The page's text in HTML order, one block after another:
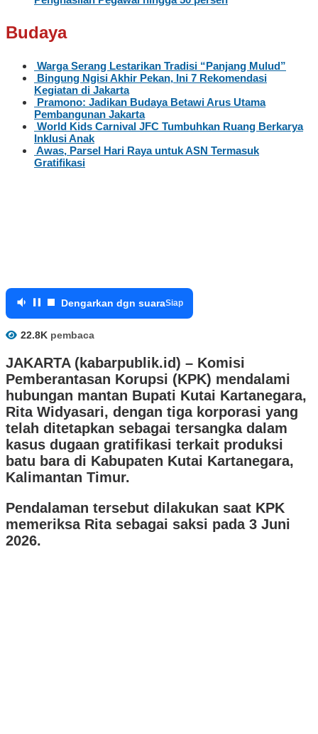
Budaya
Warga Serang Lestarikan Tradisi “Panjang Mulud”
Bingung Ngisi Akhir Pekan, Ini 7 Rekomendasi
Kegiatan di Jakarta
Pramono: Jadikan Budaya Betawi Arus Utama
Pembangunan Jakarta
World Kids Carnival JFC Tumbuhkan Ruang Berkarya
Inklusi Anak
Awas, Parsel Hari Raya untuk ASN Termasuk
Gratifikasi
Dengarkan dgn suaraSiap
22.8K pembaca
JAKARTA (kabarpublik.id) – Komisi
Pemberantasan Korupsi (KPK) mendalami
hubungan mantan Bupati Kutai Kartanegara,
Rita Widyasari, dengan tiga korporasi yang
telah ditetapkan sebagai tersangka dalam
kasus dugaan gratifikasi terkait produksi
batu bara di Kabupaten Kutai Kartanegara,
Kalimantan Timur.
Pendalaman tersebut dilakukan saat KPK
memeriksa Rita sebagai saksi pada 3 Juni
2026.